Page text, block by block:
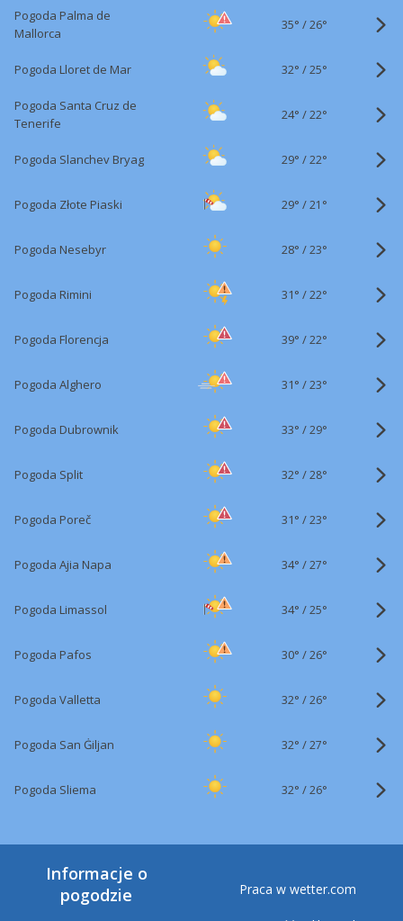
Pogoda Palma de
Mallorca
35° /26°
Pogoda Lloret de Mar 32° /25°
Pogoda Santa Cruz de
Tenerife
24° /22°
Pogoda Slanchev Bryag 29° /22°
Pogoda Złote Piaski 29° /21°
Pogoda Nesebyr 28° /23°
Pogoda Rimini 31° /22°
Pogoda Florencja 39° /22°
Pogoda Alghero 31° /23°
Pogoda Dubrownik 33° /29°
Pogoda Split 32° /28°
Pogoda Poreč 31° /23°
Pogoda Ajia Napa 34° /27°
Pogoda Limassol 34° /25°
Pogoda Pafos 30° /26°
Pogoda Valletta 32° /26°
Pogoda San Ġiljan 32° /27°
Pogoda Sliema 32° /26°
Informacje o
pogodzie
Praca w wetter.com